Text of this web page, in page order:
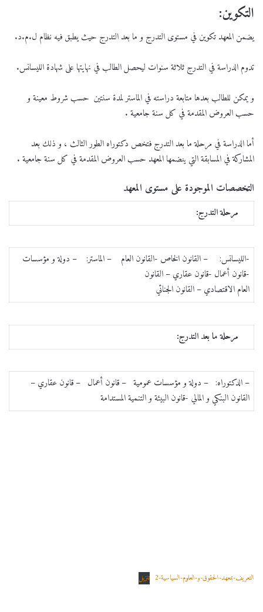
التكوين:
يضمن المعهد تكوين في مستوى التدرج و ما بعد التدرج حيث يطبق فيه نظام ل.م.د.
تدوم الدراسة في التدرج ثلاثة سنوات ليحصل الطالب في نهايتها على شهادة الليسانس.
و يمكن للطالب بعدها متابعة دراسته في الماستر لمدة سنتين حسب شروط معينة و
حسب العروض المقدمة في كل سنة جامعية .
أما الدراسة في مرحلة ما بعد التدرج فتخص دكتوراه الطور الثالث ، و ذلك بعد
المشاركة في المسابقة التي ينضمها المعهد حسب العروض المقدمة في كل سنة جامعية .
التخصصات الموجودة على مستوى المعهد
مرحلة التدرج:
-الليسانس: – القانون الخاص -القانون العام – الماستر: – دولة و مؤسسات
-قانون أعمال -قانون عقاري – القانون
العام الاقتصادي – القانون الجنائي
مرحلة ما بعد التدرج:
– الدكتوراه: – دولة و مؤسسات عمومية – قانون أعمال – قانون عقاري –
القانون البنكي و المالي -قانون البيئة و التنمية المستدامة
التعريف-بمعهد-الحقوق-و-العلوم-السياسية-2 تنزيل